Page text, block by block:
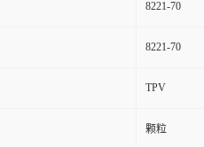
8221-70
8221-70
TPV
颗粒